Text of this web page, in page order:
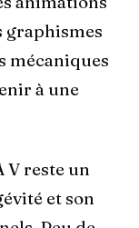
graphismes
mécaniques
à une
V reste un
et son